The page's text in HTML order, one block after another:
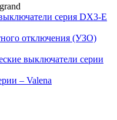
серия DX3-E
отключения (УЗО)
выключатели серии
– Valena